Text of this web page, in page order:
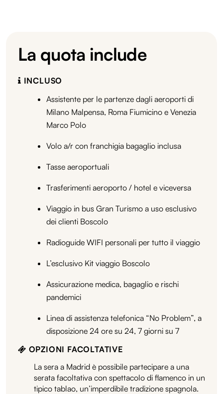
La quota include
INCLUSO
Assistente per le partenze dagli aeroporti di
Milano Malpensa, Roma Fiumicino e Venezia
Marco Polo
Volo a/r con franchigia bagaglio inclusa
Tasse aeroportuali
Trasferimenti aeroporto / hotel e viceversa
Viaggio in bus Gran Turismo a uso esclusivo
dei clienti Boscolo
Radioguide WIFI personali per tutto il viaggio
L’esclusivo Kit viaggio Boscolo
Assicurazione medica, bagaglio e rischi
pandemici
Linea di assistenza telefonica “No Problem”, a
disposizione 24 ore su 24, 7 giorni su 7
OPZIONI FACOLTATIVE
La sera a Madrid è possibile partecipare a una
serata facoltativa con spettacolo di flamenco in un
tipico tablao, un’imperdibile tradizione spagnola.